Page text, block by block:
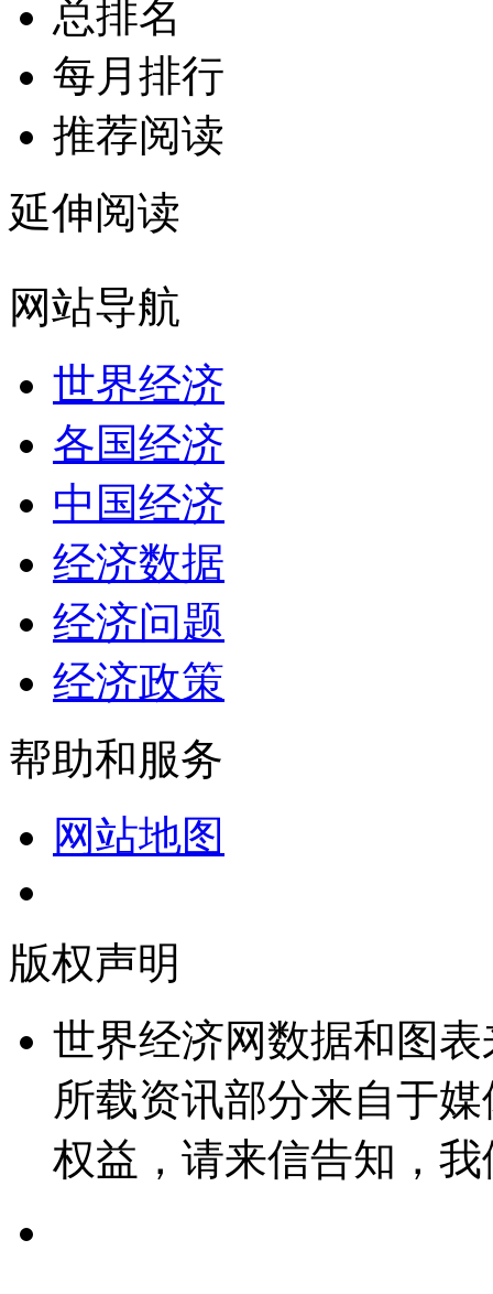
总排名
每月排行
推荐阅读
延伸阅读
网站导航
世界经济
各国经济
中国经济
经济数据
经济问题
经济政策
帮助和服务
网站地图
版权声明
世界经济网数据和图
所载资讯部分来自于
权益，请来信告知，